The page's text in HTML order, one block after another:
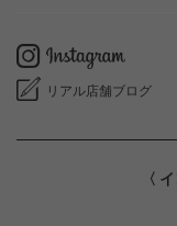
リアル店舗ブログ
〈